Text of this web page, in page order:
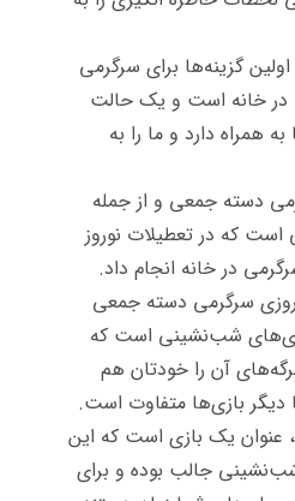
گزینه‌ها برای سرگرمی‌
خانه است و یک حالت
همراه دارد و ما را به
دسته جمعی و از جمله
است که در تعطیلات نوروز
در خانه انجام داد.
سرگرمی دسته جمعی
بازی‌های شب‌نشینی است که
آن را خودتان هم
دیگر بازی‌ها متفاوت است.
عنوان یک بازی است که این
جالب بوده و برای